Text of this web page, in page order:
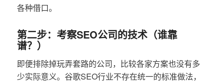
各种借口。
第二步：考察SEO公司的技术（谁靠
谱？）
即便排除掉玩弄套路的公司，比较各家方案也没有多
少实际意义。谷歌SEO行业不存在统一的标准做法，